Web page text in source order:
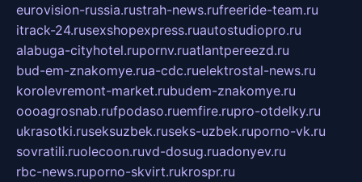
eurovision-russia.rustrah-news.rufreeride-team.ru
itrack-24.rusexshopexpress.ruautostudiopro.ru
alabuga-cityhotel.rupornv.ruatlantpereezd.ru
bud-em-znakomye.rua-cdc.ruelektrostal-news.ru
korolevremont-market.rubudem-znakomye.ru
oooagrosnab.rufpodaso.ruemfire.rupro-otdelky.ru
ukrasotki.ruseksuzbek.ruseks-uzbek.ruporno-vk.ru
sovratili.ruolecoon.ruvd-dosug.ruadonyev.ru
rbc-news.ruporno-skvirt.rukrospr.ru